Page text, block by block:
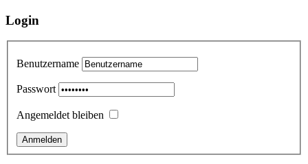
Login
Benutzername
Passwort
Angemeldet bleiben